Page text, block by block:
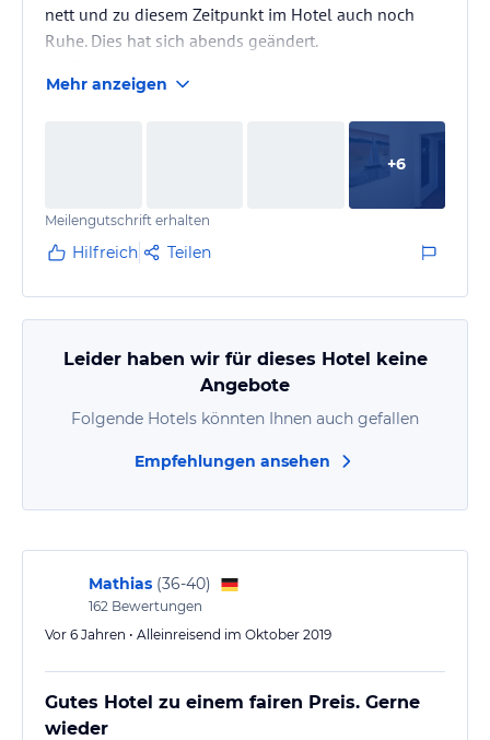
nett und zu diesem Zeitpunkt im Hotel auch noch
Ruhe. Dies hat sich abends geändert.
ausgesprochen bequem und der Balkon sowie das
Das Frühstücksbuffet war ebenfalls sehr ansprechend
Reisende verwendet. Nachdem ab 20.00 Uhr die
Rezeption des Hotels aufgrund des Statuses "Garni"
Mehr anzeigen
+6
Meilengutschrift erhalten
Hilfreich Teilen
Leider haben wir für dieses Hotel keine
Angebote
Folgende Hotels könnten Ihnen auch gefallen
Empfehlungen ansehen
Mathias (36-40)
162 Bewertungen
Vor 6 Jahren • Alleinreisend im Oktober 2019
Gutes Hotel zu einem fairen Preis. Gerne
wieder